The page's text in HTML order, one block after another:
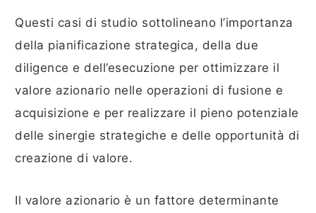
Questi casi di studio sottolineano l’importanza
della pianificazione strategica, della due
diligence e dell’esecuzione per ottimizzare il
valore azionario nelle operazioni di fusione e
acquisizione e per realizzare il pieno potenziale
delle sinergie strategiche e delle opportunità di
creazione di valore.
Il valore azionario è un fattore determinante